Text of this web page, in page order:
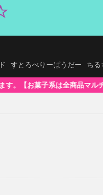
すとろべりーぱうだー ちる
品マルチデバイス再生対応